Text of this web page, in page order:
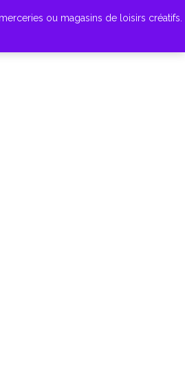
ou magasins de loisirs créatifs.